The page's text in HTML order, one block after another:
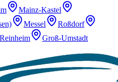
Mainz-Kastel
Messel
Roßdorf
Reinheim Groß-Umstadt